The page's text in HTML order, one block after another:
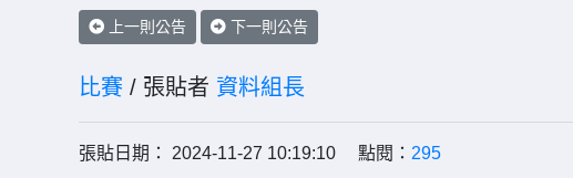
上一則公告 下一則公告
比賽 / 張貼者 資料組長
張貼日期： 2024-11-27 10:19:10 點閱： 295